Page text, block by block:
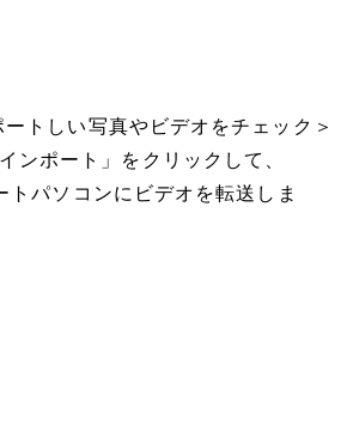
トしい写真やビデオをチェック＞
ンポート」をクリックして、
トパソコンにビデオを転送しま